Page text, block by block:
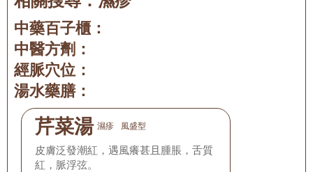
中藥百子櫃：
中醫方劑：
經脈穴位：
湯水藥膳：
芹菜湯 濕疹 風盛型
皮膚泛發潮紅，遇風癢甚且腫脹，舌質
紅，脈浮弦。